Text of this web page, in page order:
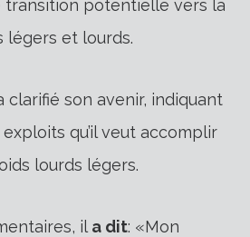
transition potentielle vers la
légers et lourds.
clarifié son avenir, indiquant
exploits qu’il veut accomplir
lourds légers.
il a dit: «Mon